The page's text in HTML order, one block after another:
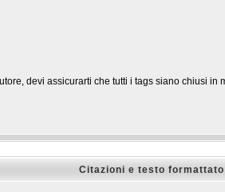
devi assicurarti che tutti i tags siano chiusi
Citazioni e testo formattato